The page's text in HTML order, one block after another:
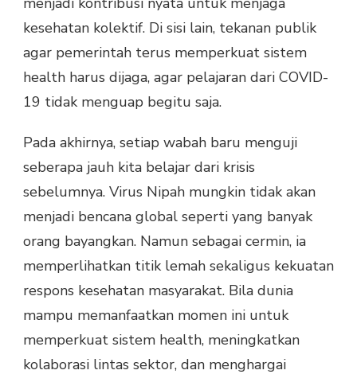
kesehatan kolektif. Di sisi lain, tekanan publik
agar pemerintah terus memperkuat sistem
health harus dijaga, agar pelajaran dari COVID-
19 tidak menguap begitu saja.
Pada akhirnya, setiap wabah baru menguji
seberapa jauh kita belajar dari krisis
sebelumnya. Virus Nipah mungkin tidak akan
menjadi bencana global seperti yang banyak
orang bayangkan. Namun sebagai cermin, ia
memperlihatkan titik lemah sekaligus kekuatan
respons kesehatan masyarakat. Bila dunia
mampu memanfaatkan momen ini untuk
memperkuat sistem health, meningkatkan
kolaborasi lintas sektor, dan menghargai